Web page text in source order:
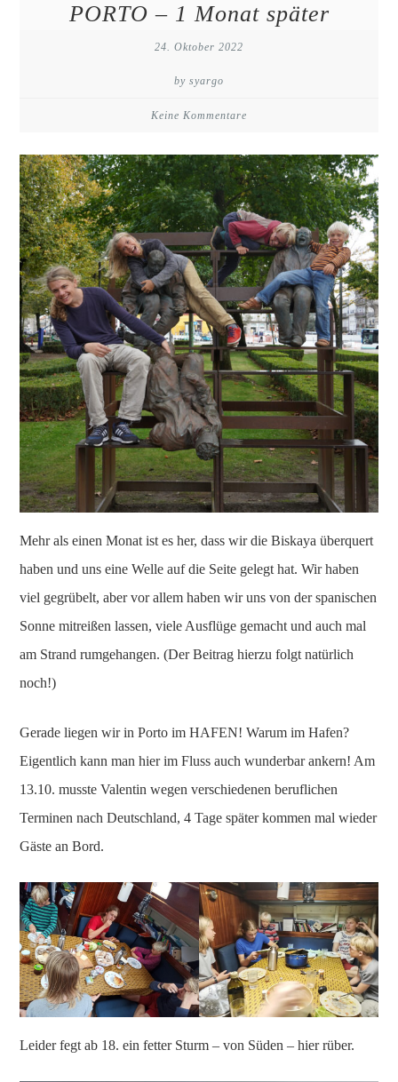
PORTO – 1 Monat später
24. Oktober 2022
by syargo
Keine Kommentare
Mehr als einen Monat ist es her, dass wir die Biskaya überquert
haben und uns eine Welle auf die Seite gelegt hat. Wir haben
viel gegrübelt, aber vor allem haben wir uns von der spanischen
Sonne mitreißen lassen, viele Ausflüge gemacht und auch mal
am Strand rumgehangen. (Der Beitrag hierzu folgt natürlich
noch!)
Gerade liegen wir in Porto im HAFEN! Warum im Hafen?
Eigentlich kann man hier im Fluss auch wunderbar ankern! Am
13.10. musste Valentin wegen verschiedenen beruflichen
Terminen nach Deutschland, 4 Tage später kommen mal wieder
Gäste an Bord.
Leider fegt ab 18. ein fetter Sturm – von Süden – hier rüber.